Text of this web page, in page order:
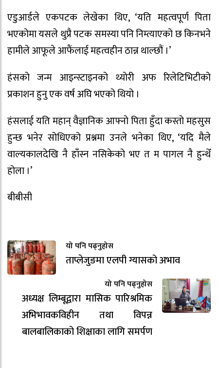
एडुआर्डले एकपटक लेखेका थिए, ‘यति महत्वपूर्ण पिता
भएकोमा यसले थुप्रै पटक समस्या पनि निम्त्याएको छ किनभने
हामीले आफूले आफैंलाई महत्वहीन ठान्न थाल्छौं ।’
हंसको जन्म आइन्स्टाइनको थ्योरी अफ रिलेटिभिटीको
प्रकाशन हुनु एक वर्ष अघि भएको थियो ।
हंसलाई यति महान् वैज्ञानिक आफ्नो पिता हुँदा कस्तो महसुस
हुन्छ भनेर सोधिएको प्रश्नमा उनले भनेका थिए, ‘यदि मैले
वाल्यकालदेखि नै हाँस्न नसिकेको भए त म पागल नै हुन्थेँ
होला ।’
बीबीसी
यो पनि पढ्नुहोस
ताप्लेजुङमा एलपी ग्यासको अभाव
यो पनि पढ्नुहोस
अध्यक्ष लिम्बूद्वारा मासिक पारिश्रमिक
अभिभावकविहीन तथा विपन्न
बालबालिकाको शिक्षाका लागि समर्पण